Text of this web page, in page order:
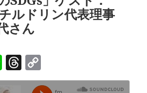
s k
ルドリン代表理事
さん
Li
n
T
h o